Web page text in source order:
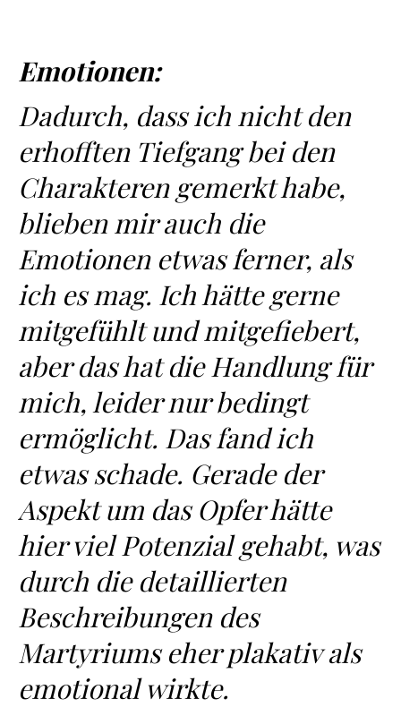
Emotionen:
Dadurch, dass ich nicht den
erhofften Tiefgang bei den
Charakteren gemerkt habe,
blieben mir auch die
Emotionen etwas ferner, als
ich es mag. Ich hätte gerne
mitgefühlt und mitgefiebert,
aber das hat die Handlung für
mich, leider nur bedingt
ermöglicht. Das fand ich
etwas schade. Gerade der
Aspekt um das Opfer hätte
hier viel Potenzial gehabt, was
durch die detaillierten
Beschreibungen des
Martyriums eher plakativ als
emotional wirkte.